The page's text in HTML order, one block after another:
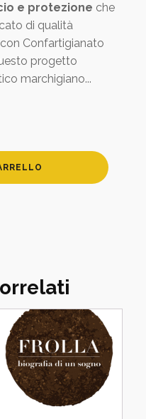
e protezione che
di qualità
Confartigianato
progetto
marchigiano...